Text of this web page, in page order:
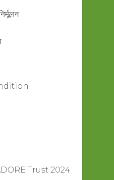
Trust 2024.